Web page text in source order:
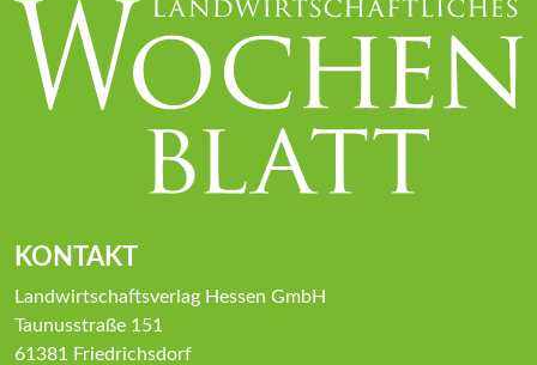
KONTAKT
Landwirtschaftsverlag Hessen GmbH
Taunusstraße 151
61381 Friedrichsdorf